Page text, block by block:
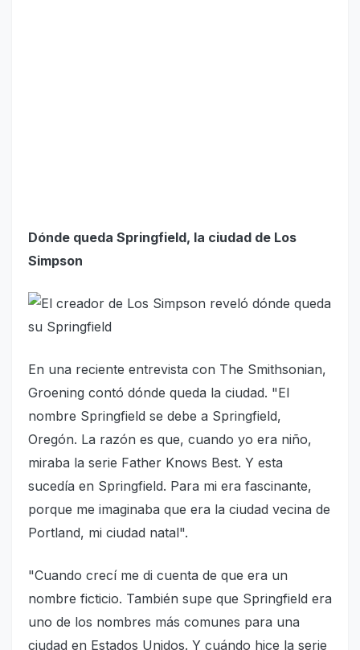
Dónde queda Springfield, la ciudad de Los
Simpson
En una reciente entrevista con The Smithsonian,
Groening contó dónde queda la ciudad. "El
nombre Springfield se debe a Springfield,
Oregón. La razón es que, cuando yo era niño,
miraba la serie Father Knows Best. Y esta
sucedía en Springfield. Para mi era fascinante,
porque me imaginaba que era la ciudad vecina de
Portland, mi ciudad natal".
"Cuando crecí me di cuenta de que era un
nombre ficticio. También supe que Springfield era
uno de los nombres más comunes para una
ciudad en Estados Unidos. Y cuándo hice la serie